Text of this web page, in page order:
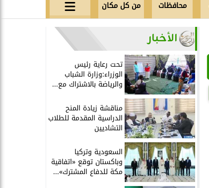
محافظات من كل مكان
الأخبار
تحت رعاية رئيس
الوزراء:وزارة الشباب
والرياضة بالاشتراك مع...
مناقشة زيادة المنح
الدراسية المقدمة للطلاب
التشاديين
السعودية وتركيا
وباكستان توقع «اتفاقية
مكة للدفاع المشترك»...